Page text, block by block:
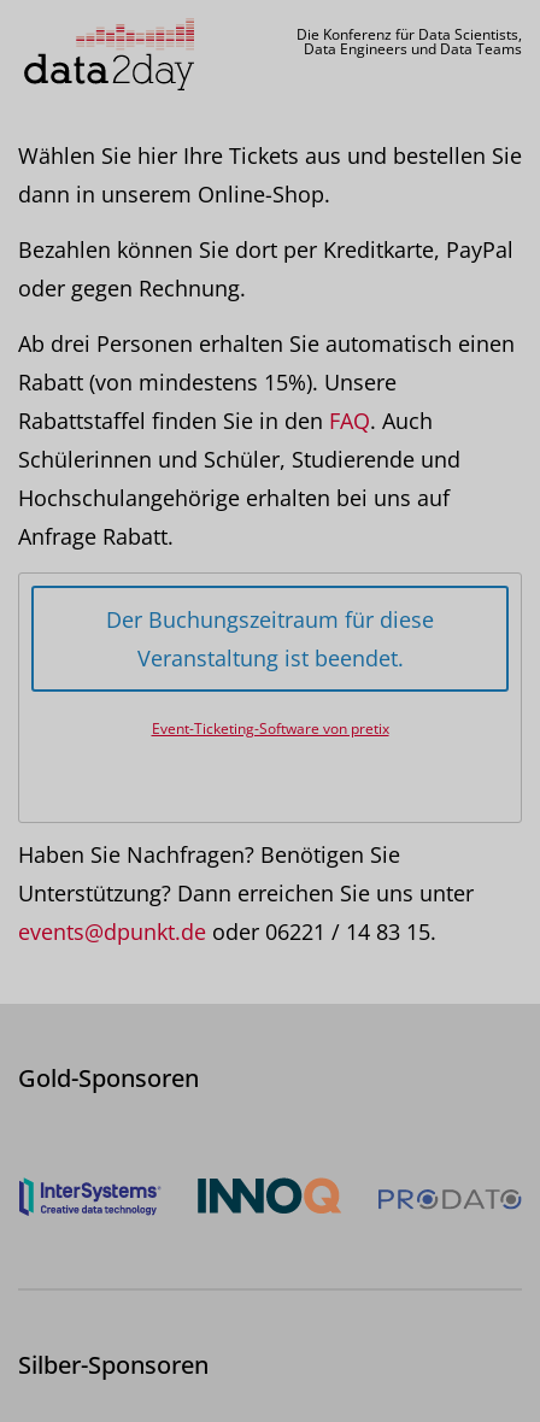
Die Konferenz für Data Scientists,
Data Engineers und Data Teams
Wählen Sie hier Ihre Tickets aus und bestellen Sie
dann in unserem Online-Shop.
Bezahlen können Sie dort per Kreditkarte, PayPal
oder gegen Rechnung.
Ab drei Personen erhalten Sie automatisch einen
Rabatt (von mindestens 15%). Unsere
Rabattstaffel finden Sie in den FAQ. Auch
Schülerinnen und Schüler, Studierende und
Hochschulangehörige erhalten bei uns auf
Anfrage Rabatt.
Der Buchungszeitraum für diese
Veranstaltung ist beendet.
Event-Ticketing-Software von pretix
Haben Sie Nachfragen? Benötigen Sie
Unterstützung? Dann erreichen Sie uns unter
events@dpunkt.de oder 06221 / 14 83 15.
Gold-Sponsoren
Silber-Sponsoren